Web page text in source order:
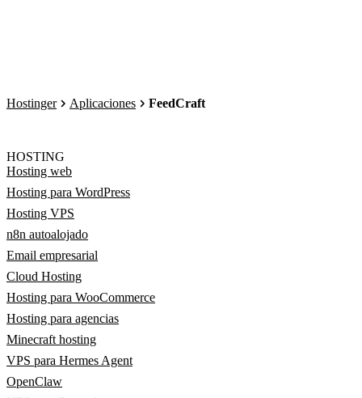
Hostinger Aplicaciones FeedCraft
HOSTING
Hosting web
Hosting para WordPress
Hosting VPS
n8n autoalojado
Email empresarial
Cloud Hosting
Hosting para WooCommerce
Hosting para agencias
Minecraft hosting
VPS para Hermes Agent
OpenClaw